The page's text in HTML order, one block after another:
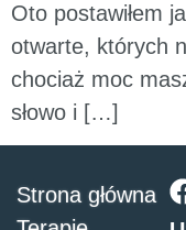
Oto postawiłem
otwarte, których
chociaż moc
słowo i […]
Strona główna